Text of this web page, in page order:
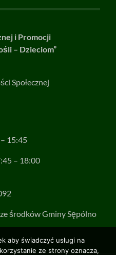
i Promocji
– Dzieciom”
Społecznej
15:45
– 18:00
środków Gminy Sępólno
aby świadczyć usługi na
ze strony oznacza,